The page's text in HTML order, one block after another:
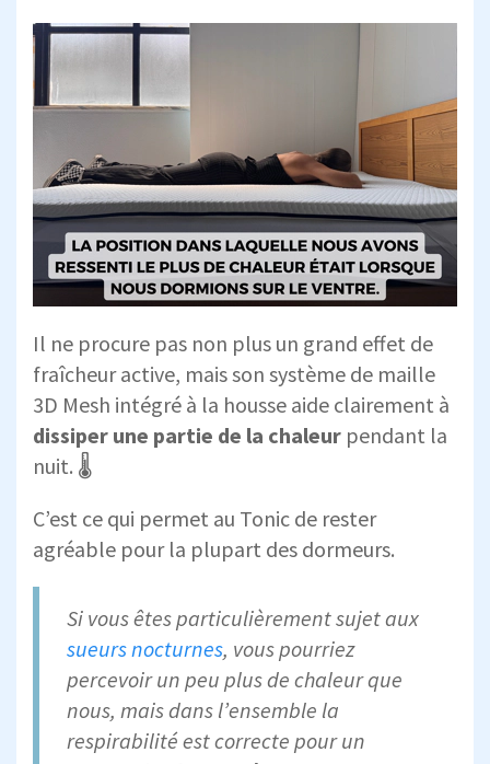
Il ne procure pas non plus un grand effet de
fraîcheur active, mais son système de maille
3D Mesh intégré à la housse aide clairement à
dissiper une partie de la chaleur pendant la
nuit. 🌡️
C’est ce qui permet au Tonic de rester
agréable pour la plupart des dormeurs.
Si vous êtes particulièrement sujet aux
sueurs nocturnes, vous pourriez
percevoir un peu plus de chaleur que
nous, mais dans l’ensemble la
respirabilité est correcte pour un